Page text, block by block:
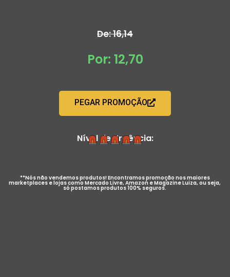
De: 16,14
Por: 12,70
PEGAR PROMOÇÃO
Nível de Urgência:
**Nós não vendemos produtos! Encontramos promoção nos maiores
marketplaces e lojas como Mercado Livre, Amazon e Magazine Luiza, ou seja,
só postamos produtos 100% seguros.